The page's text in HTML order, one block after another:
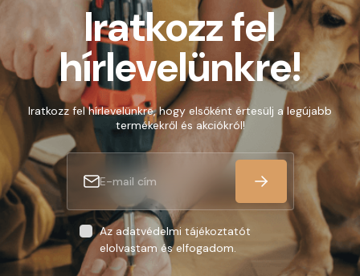
Iratkozz fel
hírlevelünkre!
Iratkozz fel hírlevelünkre, hogy elsőként értesülj a legújabb
termékekről és akciókról!
Az adatvédelmi tájékoztatót
elolvastam és elfogadom.